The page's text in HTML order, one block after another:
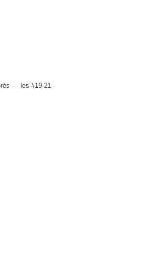
— les #19-21